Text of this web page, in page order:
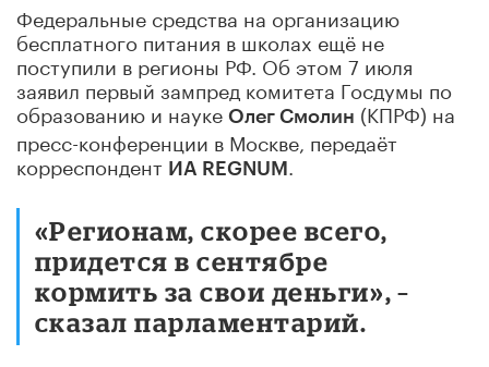
Федеральные средства на организацию
бесплатного питания в школах ещё не
поступили в регионы РФ. Об этом 7 июля
заявил первый зампред комитета Госдумы по
образованию и науке Олег Смолин (КПРФ) на
пресс-конференции в Москве, передаёт
корреспондент ИА REGNUM
«Регионам, скорее всего,
придется в сентябре
кормить за свои деньги», –
сказал парламентарий.